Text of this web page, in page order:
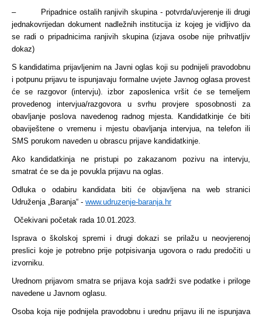
– Pripadnice ostalih ranjivih skupina - potvrda/uvjerenje ili drugi
jednakovrijedan dokument nadležnih institucija iz kojeg je vidljivo da
se radi o pripadnicima ranjivih skupina (izjava osobe nije prihvatljiv
dokaz)
S kandidatima prijavljenim na Javni oglas koji su podnijeli pravodobnu
i potpunu prijavu te ispunjavaju formalne uvjete Javnog oglasa provest
će se razgovor (intervju). izbor zaposlenica vršit će se temeljem
provedenog intervjua/razgovora u svrhu provjere sposobnosti za
obavljanje poslova navedenog radnog mjesta. Kandidatkinje će biti
obaviještene o vremenu i mjestu obavljanja intervjua, na telefon ili
SMS porukom naveden u obrascu prijave kandidatkinje.
Ako kandidatkinja ne pristupi po zakazanom pozivu na intervju,
smatrat će se da je povukla prijavu na oglas.
Odluka o odabiru kandidata biti će objavljena na web stranici
Udruženja „Baranja“ - www.udruzenje-baranja.hr
Očekivani početak rada 10.01.2023.
Isprava o školskoj spremi i drugi dokazi se prilažu u neovjerenoj
preslici koje je potrebno prije potpisivanja ugovora o radu predočiti u
izvorniku.
Urednom prijavom smatra se prijava koja sadrži sve podatke i priloge
navedene u Javnom oglasu.
Osoba koja nije podnijela pravodobnu i urednu prijavu ili ne ispunjava